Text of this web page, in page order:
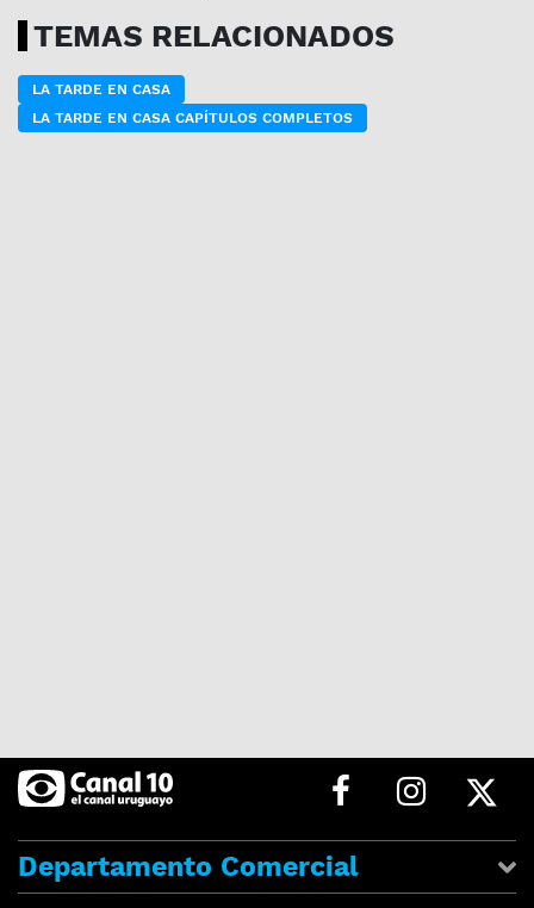
TEMAS RELACIONADOS
LA TARDE EN CASA
LA TARDE EN CASA CAPÍTULOS COMPLETOS
Departamento Comercial